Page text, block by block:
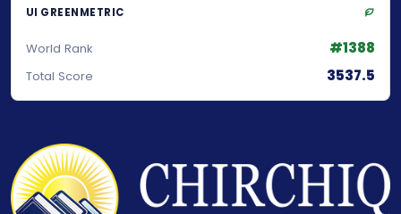
UI GREENMETRIC
World Rank #1388
Total Score 3537.5